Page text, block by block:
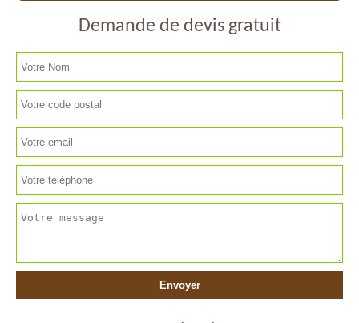
Demande de devis gratuit